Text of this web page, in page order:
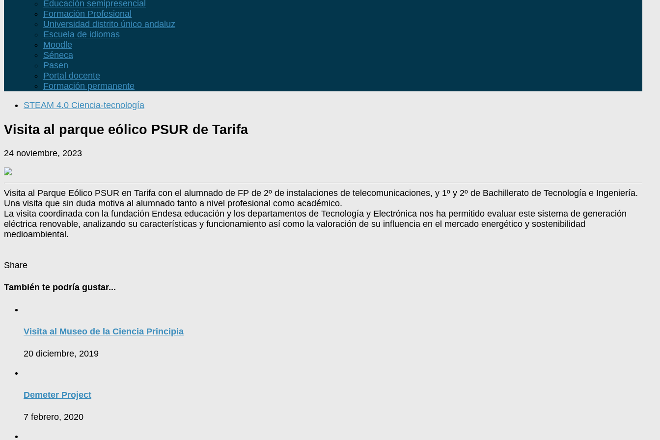
Educación semipresencial
Formación Profesional
Universidad distrito único andaluz
Escuela de idiomas
Moodle
Séneca
Pasen
Portal docente
Formación permanente
STEAM 4.0 Ciencia-tecnología
Visita al parque eólico PSUR de Tarifa
24 noviembre, 2023
Visita al Parque Eólico PSUR en Tarifa con el alumnado de FP de 2º de instalaciones de telecomunicaciones, y 1º y 2º de Bachillerato de Tecnología e Ingeniería.
Una visita que sin duda motiva al alumnado tanto a nivel profesional como académico.
La visita coordinada con la fundación Endesa educación y los departamentos de Tecnología y Electrónica nos ha permitido evaluar este sistema de generación
eléctrica renovable, analizando su características y funcionamiento así como la valoración de su influencia en el mercado energético y sostenibilidad
medioambiental.
Share
También te podría gustar...
Visita al Museo de la Ciencia Principia
20 diciembre, 2019
Demeter Project
7 febrero, 2020